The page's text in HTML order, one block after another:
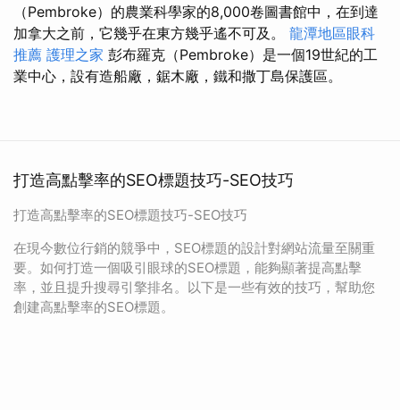
（Pembroke）的農業科學家的8,000卷圖書館中，在到達
加拿大之前，它幾乎在東方幾乎遙不可及。 龍潭地區眼科
推薦 護理之家 彭布羅克（Pembroke）是一個19世紀的工
業中心，設有造船廠，鋸木廠，鐵和撒丁島保護區。
打造高點擊率的SEO標題技巧-SEO技巧
打造高點擊率的SEO標題技巧-SEO技巧
在現今數位行銷的競爭中，SEO標題的設計對網站流量至關重
要。如何打造一個吸引眼球的SEO標題，能夠顯著提高點擊
率，並且提升搜尋引擎排名。以下是一些有效的技巧，幫助您
創建高點擊率的SEO標題。